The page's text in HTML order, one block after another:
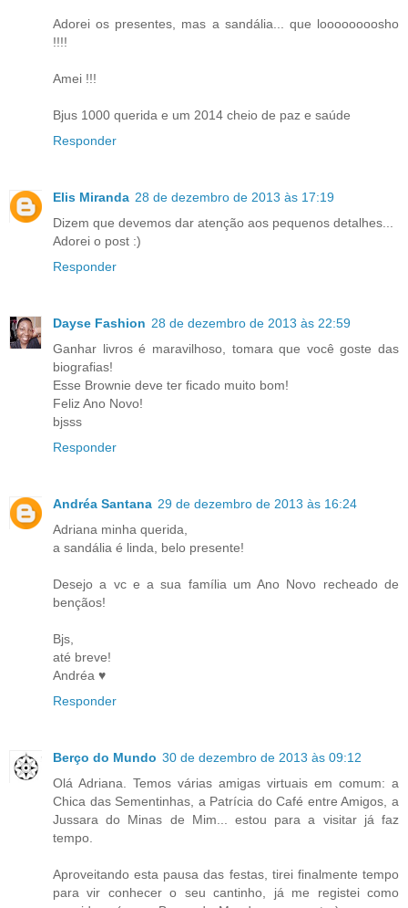
Adorei os presentes, mas a sandália... que loooooooosho
!!!!
Amei !!!
Bjus 1000 querida e um 2014 cheio de paz e saúde
Responder
Elis Miranda 28 de dezembro de 2013 às 17:19
Dizem que devemos dar atenção aos pequenos detalhes...
Adorei o post :)
Responder
Dayse Fashion 28 de dezembro de 2013 às 22:59
Ganhar livros é maravilhoso, tomara que você goste das
biografias!
Esse Brownie deve ter ficado muito bom!
Feliz Ano Novo!
bjsss
Responder
Andréa Santana 29 de dezembro de 2013 às 16:24
Adriana minha querida,
a sandália é linda, belo presente!
Desejo a vc e a sua família um Ano Novo recheado de
bençãos!
Bjs,
até breve!
Andréa ♥
Responder
Berço do Mundo 30 de dezembro de 2013 às 09:12
Olá Adriana. Temos várias amigas virtuais em comum: a
Chica das Sementinhas, a Patrícia do Café entre Amigos, a
Jussara do Minas de Mim... estou para a visitar já faz
tempo.
Aproveitando esta pausa das festas, tirei finalmente tempo
para vir conhecer o seu cantinho, já me registei como